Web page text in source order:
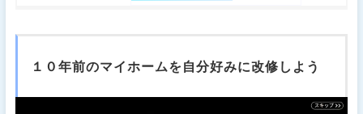
１０年前のマイホームを自分好みに改修しよう